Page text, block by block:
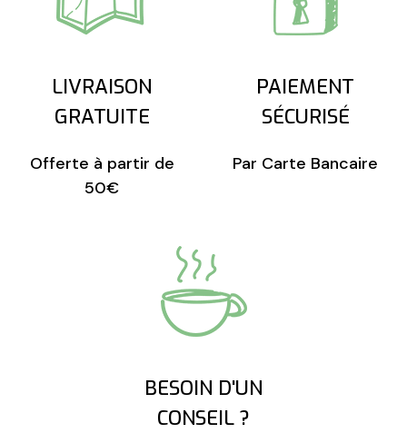
LIVRAISON
GRATUITE
Offerte à partir de
50€
PAIEMENT
SÉCURISÉ
Par Carte Bancaire
BESOIN D'UN
CONSEIL ?